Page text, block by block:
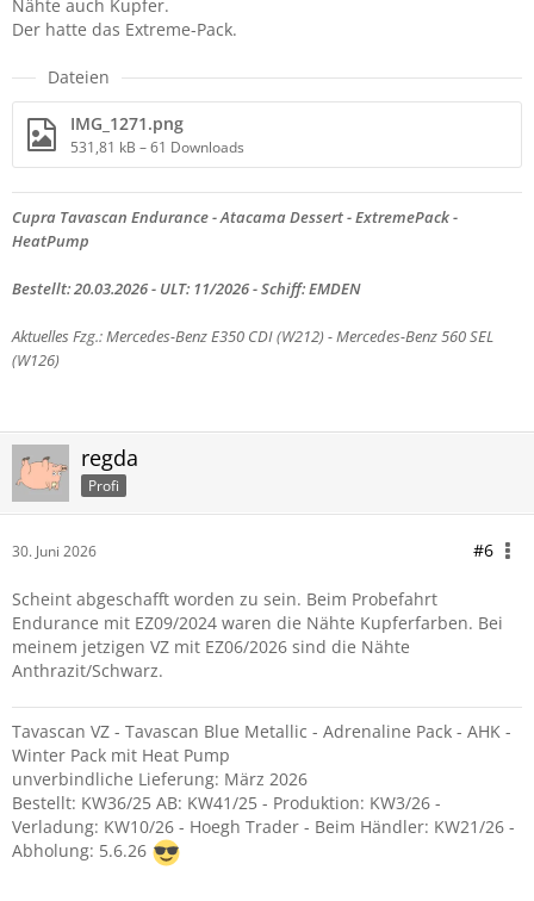
Nähte auch Kupfer.
Der hatte das Extreme-Pack.
Dateien
IMG_1271.png
531,81 kB – 61 Downloads
Cupra Tavascan Endurance - Atacama Dessert - ExtremePack -
HeatPump
Bestellt: 20.03.2026 - ULT: 11/2026 - Schiff: EMDEN
Aktuelles Fzg.: Mercedes-Benz E350 CDI (W212) -Mercedes-Benz 560 SEL
(W126)
regda
Profi
30. Juni 2026 #6
Scheint abgeschafft worden zu sein. Beim Probefahrt
Endurance mit EZ09/2024 waren die Nähte Kupferfarben. Bei
meinem jetzigen VZ mit EZ06/2026 sind die Nähte
Anthrazit/Schwarz.
Tavascan VZ - Tavascan Blue Metallic - Adrenaline Pack - AHK -
Winter Pack mit Heat Pump
unverbindliche Lieferung: März 2026
Bestellt: KW36/25 AB: KW41/25 - Produktion: KW3/26 -
Verladung: KW10/26 - Hoegh Trader - Beim Händler: KW21/26 -
Abholung: 5.6.26